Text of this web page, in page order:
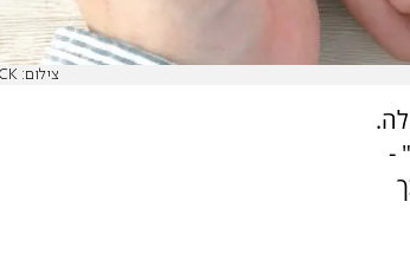
צילום: ISTOCK
-